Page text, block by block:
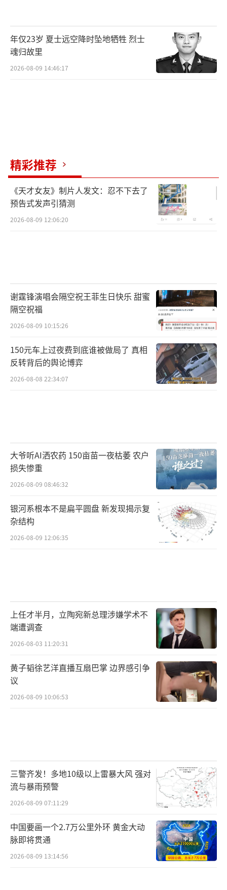
感，李娜最后进一步透露关于电影的具体信
息。
下一场比赛，李娜/杉山爱将对阵比利时名
的状态。”尽管嘴上说没怎么与杉山爱练过
球，但第一场比赛这对中日组合还是表现地不
错，说不定李娜还可以在温网多打几场。
年仅23岁 夏士远空降时坠地牺牲 烈士
魂归故里
2026-08-09 14:46:17
精彩推荐
《天才女友》制片人发文：忍不下去了
预告式发声引猜测
2026-08-09 12:06:20
谢霆锋演唱会隔空祝王菲生日快乐 甜蜜
隔空祝福
2026-08-09 10:15:26
150元车上过夜费到底谁被做局了 真相
反转背后的舆论博弈
2026-08-08 22:34:07
大爷听AI洒农药 150亩苗一夜枯萎 农户
损失惨重
2026-08-09 08:46:32
银河系根本不是扁平圆盘 新发现揭示复
杂结构
2026-08-09 12:06:35
上任才半月，立陶宛新总理涉嫌学术不
端遭调查
2026-08-03 11:20:31
黄子韬徐艺洋直播互扇巴掌 边界感引争
议
2026-08-09 10:06:53
三警齐发！多地10级以上雷暴大风 强对
流与暴雨预警
2026-08-09 07:11:29
中国要画一个2.7万公里外环 黄金大动
脉即将贯通
2026-08-09 13:14:56